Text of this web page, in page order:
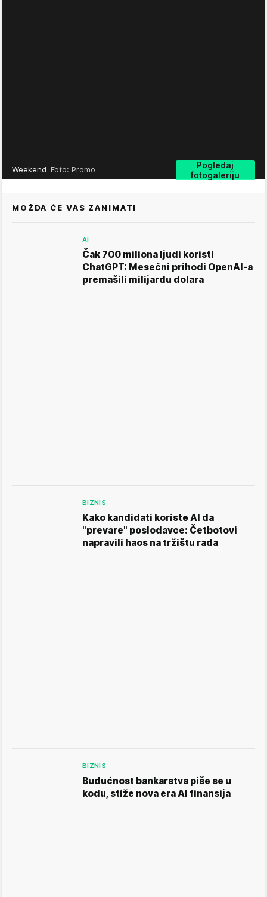
Pogledaj
fotogaleriju
Weekend Foto: Promo
MOŽDA ĆE VAS ZANIMATI
AI
Čak 700 miliona ljudi koristi
ChatGPT: Mesečni prihodi OpenAI-a
premašili milijardu dolara
BIZNIS
Kako kandidati koriste AI da
"prevare" poslodavce: Četbotovi
napravili haos na tržištu rada
BIZNIS
Budućnost bankarstva piše se u
kodu, stiže nova era AI finansija